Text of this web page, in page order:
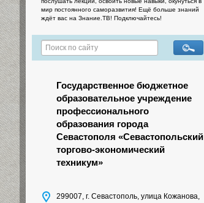
мир постоянного саморазвития! Ещё больше знаний
ждёт вас на Знание.ТВ! Подключайтесь!
Государственное бюджетное
образовательное учреждение
профессионального
образования города
Севастополя «Севастопольский
торгово-экономический
техникум»
299007, г. Севастополь, улица Кожанова,